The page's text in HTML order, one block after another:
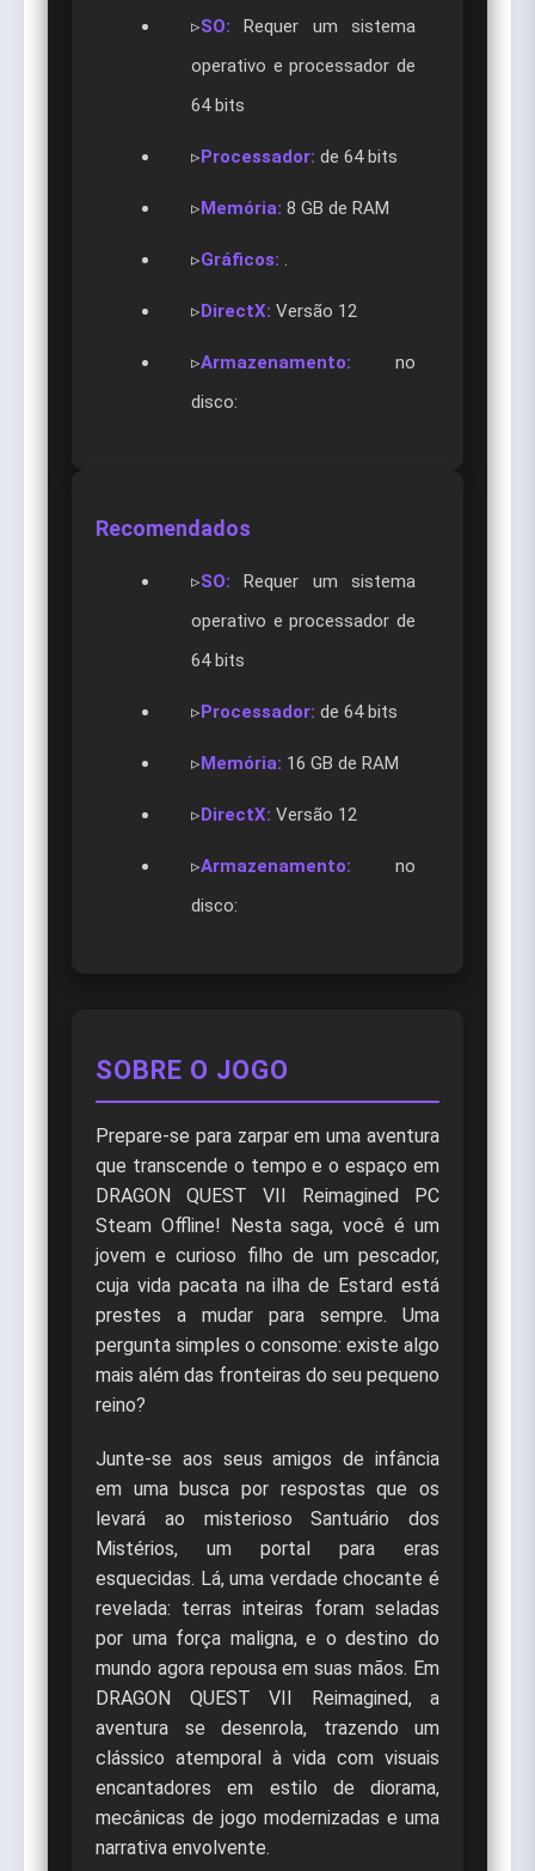
▹SO: Requer um sistema
operativo e processador de
64 bits
▹Processador: de 64 bits
▹Memória: 8 GB de RAM
▹Gráficos: .
▹DirectX: Versão 12
▹Armazenamento: no
disco:
Recomendados
▹SO: Requer um sistema
operativo e processador de
64 bits
▹Processador: de 64 bits
▹Memória: 16 GB de RAM
▹DirectX: Versão 12
▹Armazenamento: no
disco:
SOBRE O JOGO
Prepare-se para zarpar em uma aventura
que transcende o tempo e o espaço em
DRAGON QUEST VII Reimagined PC
Steam Offline! Nesta saga, você é um
jovem e curioso filho de um pescador,
cuja vida pacata na ilha de Estard está
prestes a mudar para sempre. Uma
pergunta simples o consome: existe algo
mais além das fronteiras do seu pequeno
reino?
Junte-se aos seus amigos de infância
em uma busca por respostas que os
levará ao misterioso Santuário dos
Mistérios, um portal para eras
esquecidas. Lá, uma verdade chocante é
revelada: terras inteiras foram seladas
por uma força maligna, e o destino do
mundo agora repousa em suas mãos. Em
DRAGON QUEST VII Reimagined, a
aventura se desenrola, trazendo um
clássico atemporal à vida com visuais
encantadores em estilo de diorama,
mecânicas de jogo modernizadas e uma
narrativa envolvente.